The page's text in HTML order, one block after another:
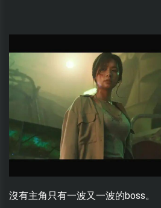
沒有主角只有一波又一波的boss。